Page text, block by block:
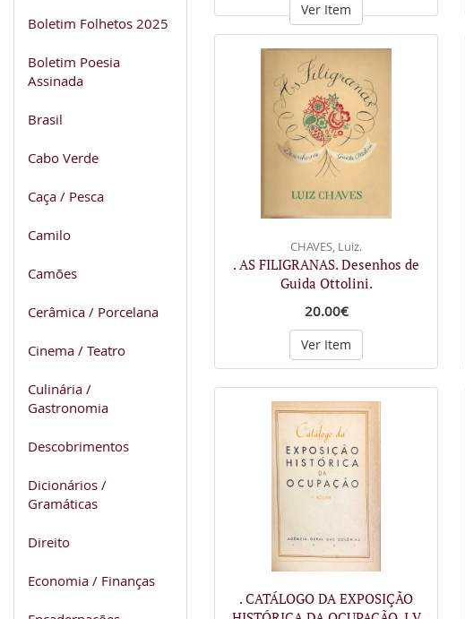
Boletim Folhetos 2025
Boletim Poesia
Assinada
Brasil
Cabo Verde
Caça / Pesca
Camilo
Camões
Cerâmica / Porcelana
Cinema / Teatro
Culinária /
Gastronomia
Descobrimentos
Dicionários /
Gramáticas
Direito
Economia / Finanças
Ver Item
CHAVES, Luiz.
. AS FILIGRANAS. Desenhos de
Guida Ottolini.
20.00€
Ver Item
. CATÁLOGO DA EXPOSIÇÃO